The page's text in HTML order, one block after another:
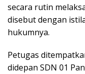
secara rutin
disebut dengan
hukumnya.
Petugas
didepan SDN 01